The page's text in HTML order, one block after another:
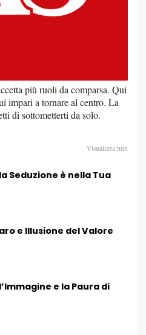
più ruoli da comparsa. Qui
impari a tornare al centro. La
di sottometterti da solo.
Visualizza tutti
Seduzione è nella Tua
e Illusione del Valore
e la Paura di